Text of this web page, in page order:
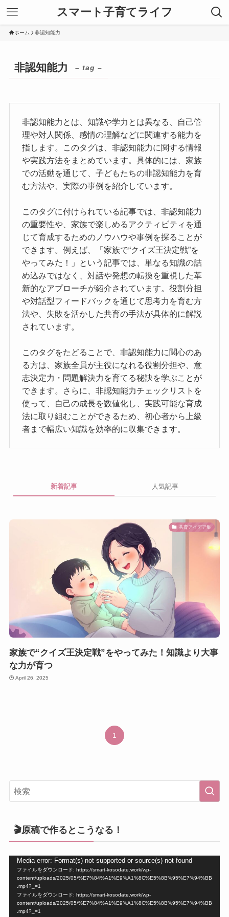
スマート子育てライフ
ホーム 非認知能力
非認知能力 – tag –
非認知能力とは、知識や学力とは異なる、自己管
理や対人関係、感情の理解などに関連する能力を
指します。このタグは、非認知能力に関する情報
や実践方法をまとめています。具体的には、家族
での活動を通じて、子どもたちの非認知能力を育
む方法や、実際の事例を紹介しています。
このタグに付けられている記事では、非認知能力
の重要性や、家族で楽しめるアクティビティを通
じて育成するためのノウハウや事例を探ることが
できます。例えば、「家族で“クイズ王決定戦”を
やってみた！」という記事では、単なる知識の詰
め込みではなく、対話や発想の転換を重視した革
新的なアプローチが紹介されています。役割分担
や対話型フィードバックを通じて思考力を育む方
法や、失敗を活かした共育の手法が具体的に解説
されています。
このタグをたどることで、非認知能力に関心のあ
る方は、家族全員が主役になれる役割分担や、意
志決定力・問題解決力を育てる秘訣を学ぶことが
できます。さらに、非認知能力チェックリストを
使って、自己の成長を数値化し、実践可能な育成
法に取り組むことができるため、初心者から上級
者まで幅広い知識を効率的に収集できます。
新着記事 人気記事
共育アイデア集
家族で“クイズ王決定戦”をやってみた！知識より大事
な力が育つ
April 26, 2025
1
🎬原稿で作るとこうなる！
Media error: Format(s) not supported or source(s) not found
ファイルをダウンロード: https://smart-kosodate.work/wp-
content/uploads/2025/05/%E7%84%A1%E9%A1%8C%E5%8B%95%E7%94%BB
.mp4?_=1
ファイルをダウンロード: https://smart-kosodate.work/wp-
content/uploads/2025/05/%E7%84%A1%E9%A1%8C%E5%8B%95%E7%94%BB
.mp4?_=1